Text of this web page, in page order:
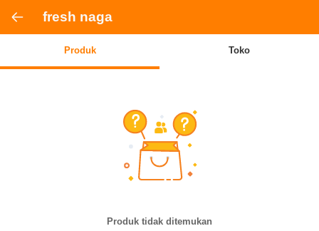
fresh naga
Produk Toko
Produk tidak ditemukan